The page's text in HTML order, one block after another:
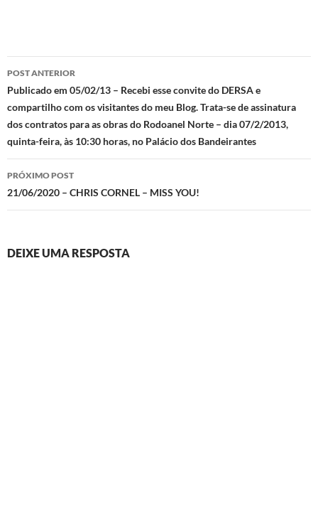
Navegação
de
posts
POST ANTERIOR
Publicado em 05/02/13 – Recebi esse convite do DERSA e
compartilho com os visitantes do meu Blog. Trata-se de assinatura
dos contratos para as obras do Rodoanel Norte – dia 07/2/2013,
quinta-feira, às 10:30 horas, no Palácio dos Bandeirantes
PRÓXIMO POST
21/06/2020 – CHRIS CORNEL – MISS YOU!
DEIXE UMA RESPOSTA